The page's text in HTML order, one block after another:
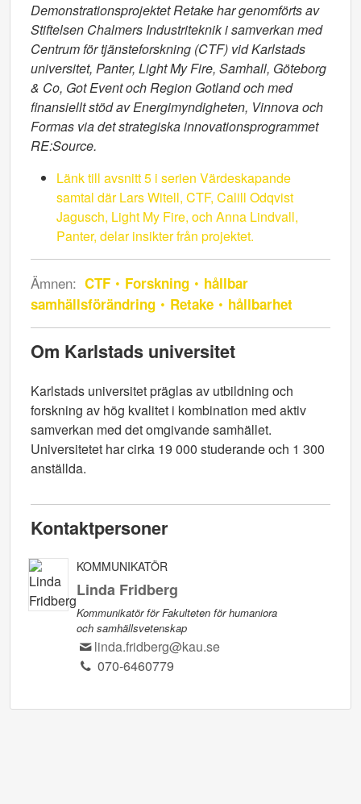
Demonstrationsprojektet Retake har genomförts av
Stiftelsen Chalmers Industriteknik i samverkan med
Centrum för tjänsteforskning (CTF) vid Karlstads
universitet, Panter, Light My Fire, Samhall, Göteborg
& Co, Got Event och Region Gotland och med
finansiellt stöd av Energimyndigheten, Vinnova och
Formas via det strategiska innovationsprogrammet
RE:Source.
Länk till avsnitt 5 i serien Värdeskapande
samtal där Lars Witell, CTF, Calill Odqvist
Jagusch, Light My Fire, och Anna Lindvall,
Panter, delar insikter från projektet.
Ämnen: CTF Forskning
hållbar
samhällsförändring
Retake hållbarhet
Om Karlstads universitet
Karlstads universitet präglas av utbildning och
forskning av hög kvalitet i kombination med aktiv
samverkan med det omgivande samhället.
Universitetet har cirka 19 000 studerande och 1 300
anställda.
Kontaktpersoner
KOMMUNIKATÖR
Linda Fridberg
Kommunikatör för Fakulteten för humaniora
och samhällsvetenskap
linda.fridberg@kau.se
070-6460779